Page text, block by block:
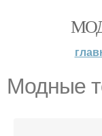
Модные